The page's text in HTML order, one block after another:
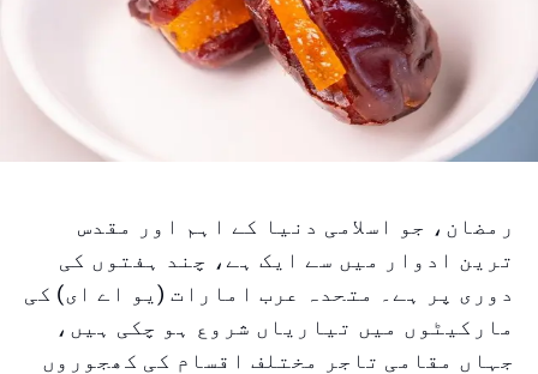
رمضان، جو اسلامی دنیا کے اہم اور مقدس
ترین ادوار میں سے ایک ہے، چند ہفتوں کی
دوری پر ہے۔ متحدہ عرب امارات (یو اے ای) کی
مارکیٹوں میں تیاریاں شروع ہو چکی ہیں،
جہاں مقامی تاجر مختلف اقسام کی کھجوروں